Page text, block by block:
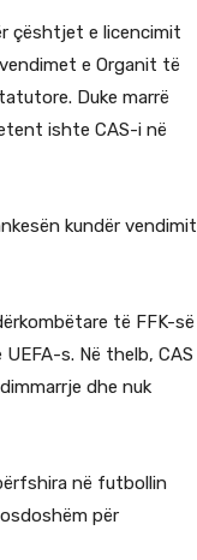
çështjet e licencimit
e Organit të
Duke marrë
ishte CAS-i në
kundër vendimit
të FFK-së
s. Në thelb, CAS
dhe nuk
në futbollin
për